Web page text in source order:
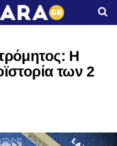
Η
των 2